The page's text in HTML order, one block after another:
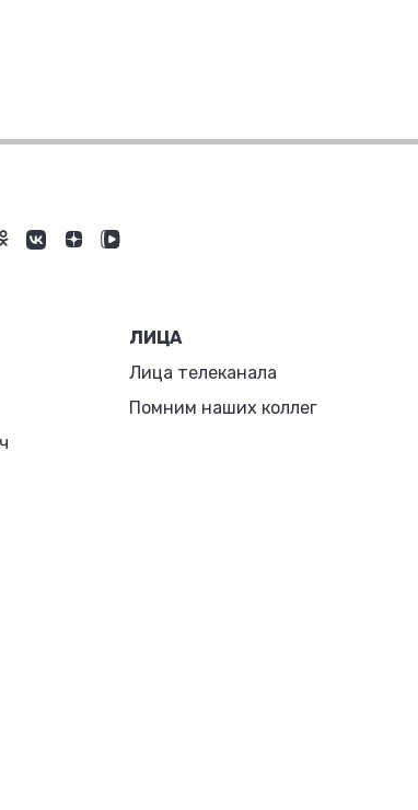
ЛИЦА
Лица телеканала
Помним наших коллег